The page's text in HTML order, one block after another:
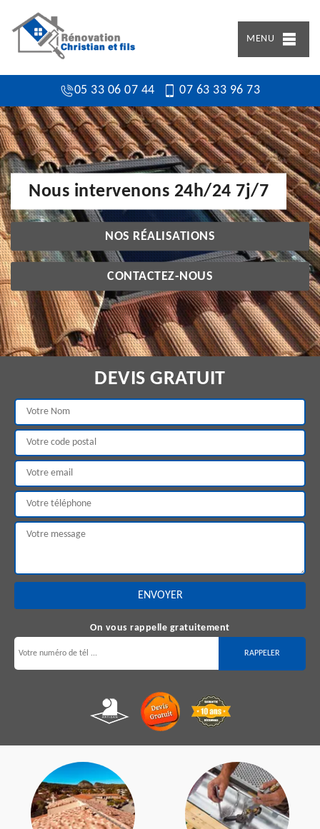
MENU
05 33 06 07 44 07 63 33 96 73
Nous intervenons 24h/24 7j/7
NOS RÉALISATIONS
CONTACTEZ-NOUS
DEVIS GRATUIT
On vous rappelle gratuitement